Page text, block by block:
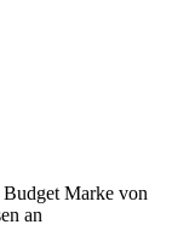
Marke von
an